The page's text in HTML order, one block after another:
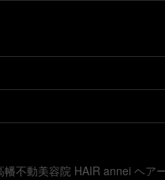
不動美容院 HAIR annei ヘア